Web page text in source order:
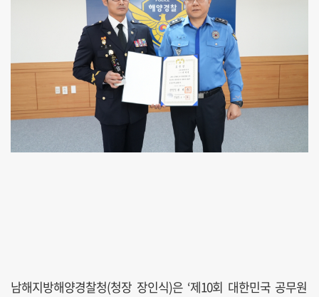
남해지방해양경찰청(청장 장인식)은 ‘제10회 대한민국 공무원